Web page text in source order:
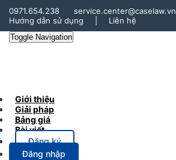
0971.654.238
service.center@caselaw.vn
Hướng dẫn sử dụng
Liên hệ
Toggle Navigation
Giới thiệu
Giải pháp
Bảng giá
Bài viết
Đăng ký
Đăng nhập